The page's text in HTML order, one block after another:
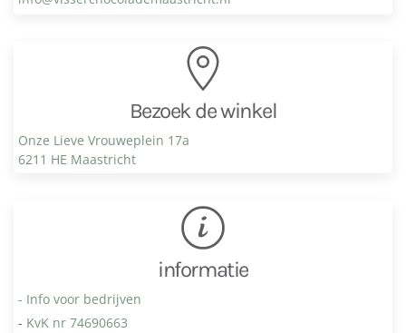
Bezoek de winkel
Onze Lieve Vrouweplein 17a
6211 HE Maastricht
informatie
- Info voor bedrijven
- KvK nr 74690663